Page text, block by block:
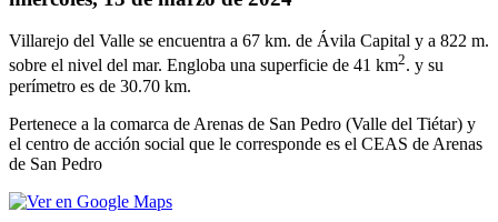
Villarejo del Valle se encuentra a 67 km. de Ávila Capital y a 822 m.
sobre el nivel del mar. Engloba una superficie de 41 km2. y su
perímetro es de 30.70 km.
Pertenece a la comarca de Arenas de San Pedro (Valle del Tiétar) y
el centro de acción social que le corresponde es el CEAS de Arenas
de San Pedro